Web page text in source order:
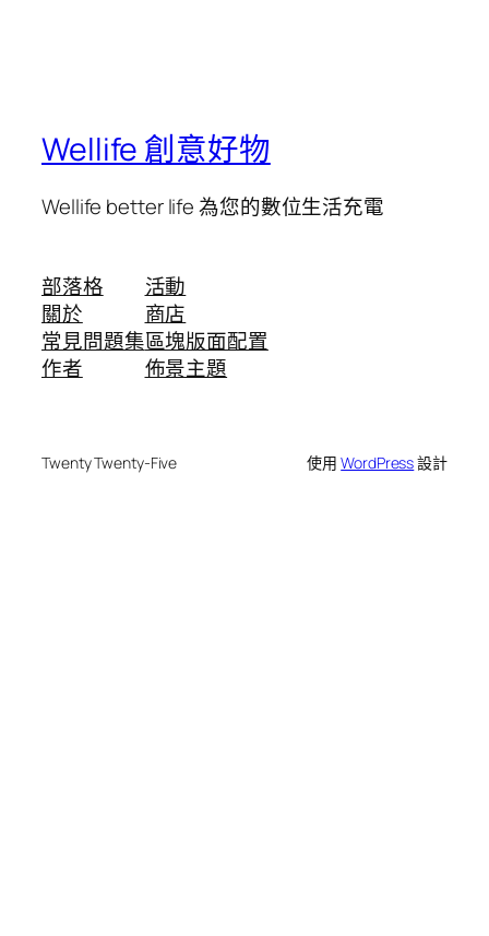
Wellife 創意好物
Wellife better life 為您的數位生活充電
部落格
關於
常見問題集
作者
活動
商店
區塊版面配置
佈景主題
Twenty Twenty-Five 使用WordPress設計